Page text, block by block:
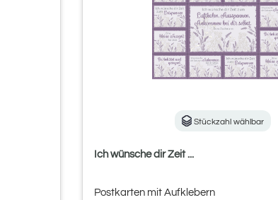
Stückzahl wählbar
Ich wünsche dir Zeit ...
Postkarten mit Aufklebern